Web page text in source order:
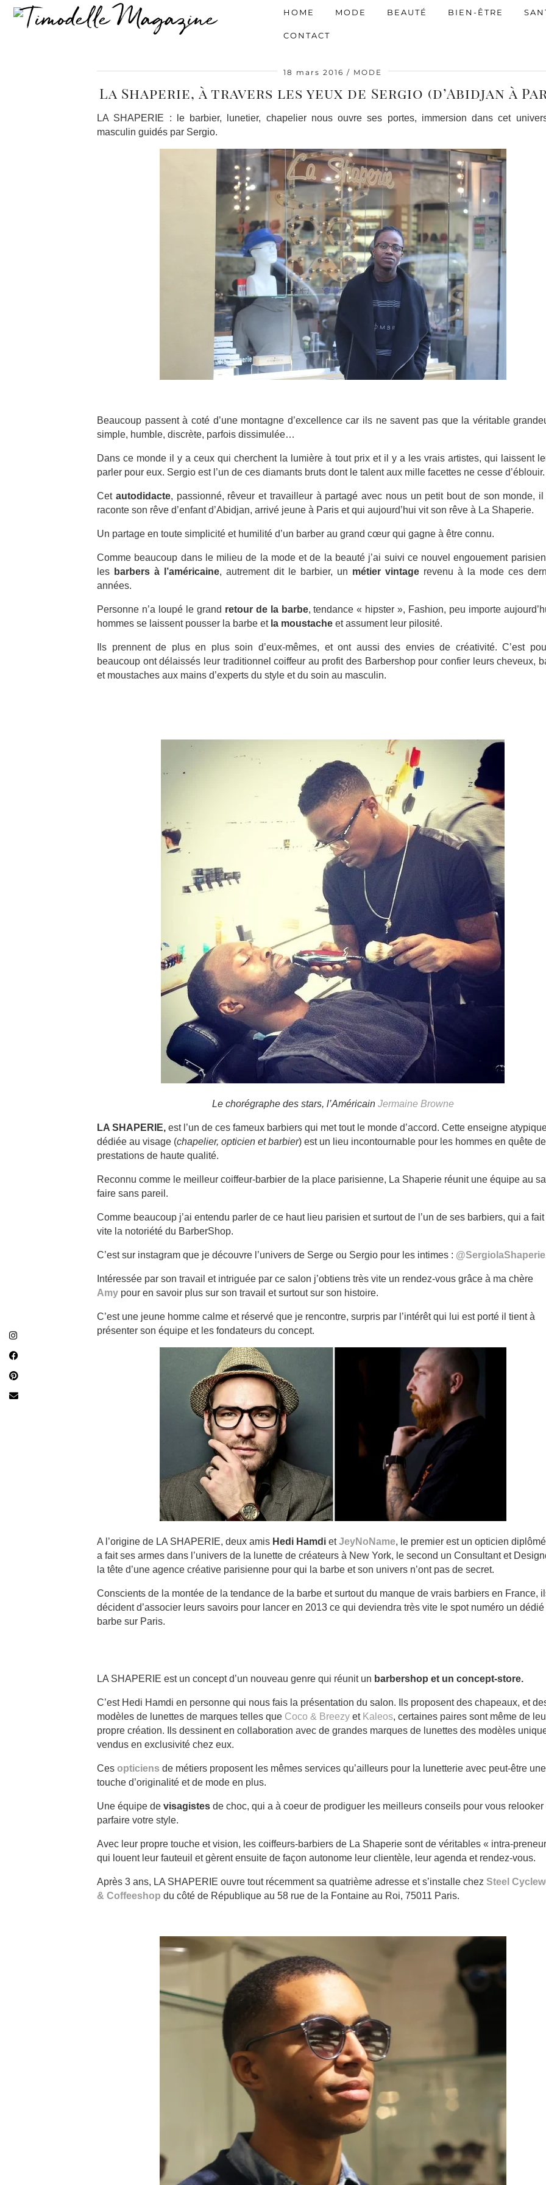
HOME MODE BEAUTÉ BIEN-ÊTRE
CONTACT
18 mars 2016 MODE
La Shaperie, à travers les yeux de Sergio (d’Abidjan à
LA SHAPERIE : le barbier, lunetier, chapelier nous ouvre ses portes, immersion dans cet
masculin guidés par Sergio.
Beaucoup passent à coté d’une montagne d’excellence car ils ne savent pas que la véritable
simple, humble, discrète, parfois dissimulée…
Dans ce monde il y a ceux qui cherchent la lumière à tout prix et il y a les vrais artistes, qui laissent
parler pour eux. Sergio est l’un de ces diamants bruts dont le talent aux mille facettes ne cesse d’éblouir.
Cet autodidacte, passionné, rêveur et travailleur à partagé avec nous un petit bout de son monde, il
raconte son rêve d’enfant d’Abidjan, arrivé jeune à Paris et qui aujourd’hui vit son rêve à La Shaperie.
Un partage en toute simplicité et humilité d’un barber au grand cœur qui gagne à être connu.
Comme beaucoup dans le milieu de la mode et de la beauté j’ai suivi ce nouvel engouement
les barbers à l’américaine, autrement dit le barbier, un métier vintage revenu à la mode ces
années.
Personne n’a loupé le grand retour de la barbe, tendance « hipster », Fashion, peu importe
hommes se laissent pousser la barbe et la moustache et assument leur pilosité.
Ils prennent de plus en plus soin d’eux-mêmes, et ont aussi des envies de créativité. C’est
beaucoup ont délaissés leur traditionnel coiffeur au profit des Barbershop pour confier leurs cheveux,
et moustaches aux mains d’experts du style et du soin au masculin.
Le chorégraphe des stars, l’Américain Jermaine Browne
LA SHAPERIE, est l’un de ces fameux barbiers qui met tout le monde d’accord. Cette enseigne
dédiée au visage (chapelier, opticien et barbier) est un lieu incontournable pour les hommes en quête de
prestations de haute qualité.
Reconnu comme le meilleur coiffeur-barbier de la place parisienne, La Shaperie réunit une équipe au
faire sans pareil.
Comme beaucoup j’ai entendu parler de ce haut lieu parisien et surtout de l’un de ses barbiers, qui a fait
vite la notoriété du BarberShop.
C’est sur instagram que je découvre l’univers de Serge ou Sergio pour les intimes : @SergiolaShaperie
Intéressée par son travail et intriguée par ce salon j’obtiens très vite un rendez-vous grâce à ma chère
Amy pour en savoir plus sur son travail et surtout sur son histoire.
C’est une jeune homme calme et réservé que je rencontre, surpris par l’intérêt qui lui est porté il tient à
présenter son équipe et les fondateurs du concept.
A l’origine de LA SHAPERIE, deux amis Hedi Hamdi etJeyNoName, le premier est un opticien
a fait ses armes dans l’univers de la lunette de créateurs à New York, le second un Consultant et
la tête d’une agence créative parisienne pour qui la barbe et son univers n’ont pas de secret.
Conscients de la montée de la tendance de la barbe et surtout du manque de vrais barbiers en France,
décident d’associer leurs savoirs pour lancer en 2013 ce qui deviendra très vite le spot numéro un dédié
barbe sur Paris.
LA SHAPERIE est un concept d’un nouveau genre qui réunit un barbershop et un concept-store.
C’est Hedi Hamdi en personne qui nous fais la présentation du salon. Ils proposent des chapeaux, et
modèles de lunettes de marques telles que Coco & Breezy et Kaleos, certaines paires sont même de
propre création. Ils dessinent en collaboration avec de grandes marques de lunettes des modèles
vendus en exclusivité chez eux.
Ces opticiens de métiers proposent les mêmes services qu’ailleurs pour la lunetterie avec peut-être une
touche d’originalité et de mode en plus.
Une équipe de visagistes de choc, qui a à coeur de prodiguer les meilleurs conseils pour vous relooker
parfaire votre style.
Avec leur propre touche et vision, les coiffeurs-barbiers de La Shaperie sont de véritables « intra-
qui louent leur fauteuil et gèrent ensuite de façon autonome leur clientèle, leur agenda et rendez-vous.
Après 3 ans, LA SHAPERIE ouvre tout récemment sa quatrième adresse et s’installe chez Steel
& Coffeeshop du côté de République au 58 rue de la Fontaine au Roi, 75011 Paris.